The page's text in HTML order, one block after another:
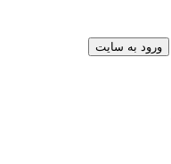
ورود به سایت